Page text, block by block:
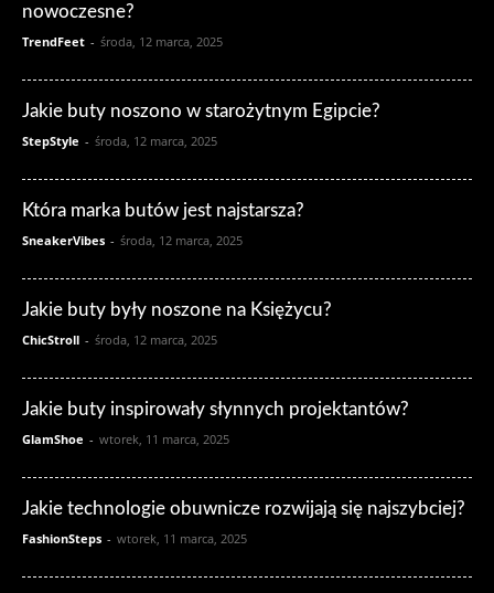
nowoczesne?
TrendFeet - środa, 12 marca, 2025
Jakie buty noszono w starożytnym Egipcie?
StepStyle - środa, 12 marca, 2025
Która marka butów jest najstarsza?
SneakerVibes - środa, 12 marca, 2025
Jakie buty były noszone na Księżycu?
ChicStroll - środa, 12 marca, 2025
Jakie buty inspirowały słynnych projektantów?
GlamShoe - wtorek, 11 marca, 2025
Jakie technologie obuwnicze rozwijają się najszybciej?
FashionSteps - wtorek, 11 marca, 2025